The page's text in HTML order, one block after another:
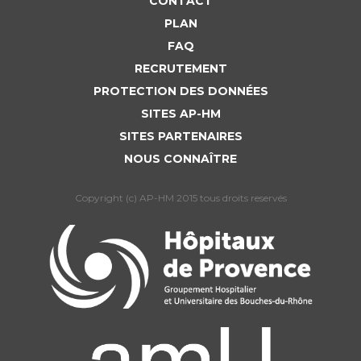
PLAN
FAQ
RECRUTEMENT
PROTECTION DES DONNÉES
SITES AP-HM
SITES PARTENAIRES
NOUS CONNAÎTRE
Copyright (c) AP-HM 2015 tous droits reservés